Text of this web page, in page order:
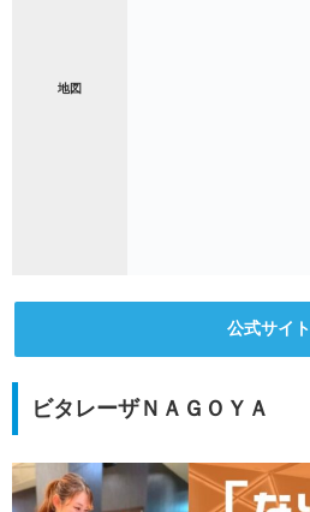
地図
公式サイト
ビタレーザＮＡＧＯＹＡ